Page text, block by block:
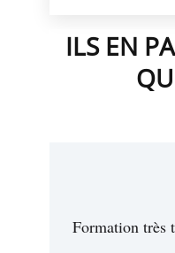
ILS EN
Formation très